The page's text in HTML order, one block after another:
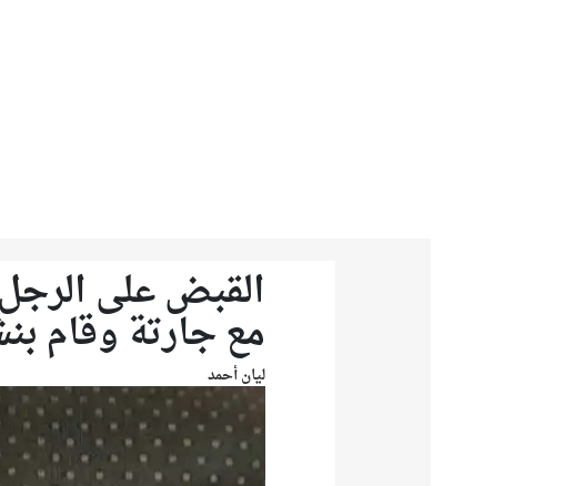
القبض على
مع جارتة وقام
ليان أحمد